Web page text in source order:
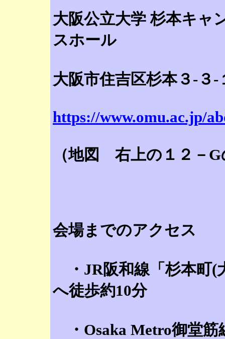
大阪公立大学 杉本キャ
スホール
大阪市住吉区杉本３-３-
https://www.omu.ac.jp/
（地図 右上の１２－
会場までのアクセス
・JR阪和線「杉本町(
へ徒歩約10分
・Osaka Metro御堂筋